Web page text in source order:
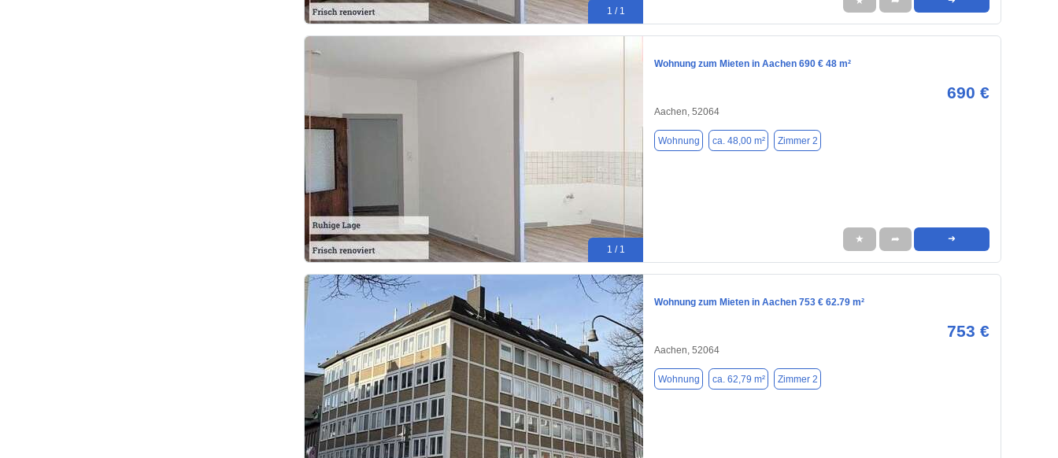
1 / 1
1 / 1
Wohnung zum Mieten in Aachen 690 € 48 m²
690 €
Aachen, 52064
Wohnung ca. 48,00 m² Zimmer 2
★ ➦ ➜
Wohnung zum Mieten in Aachen 753 € 62.79 m²
753 €
Aachen, 52064
Wohnung ca. 62,79 m² Zimmer 2